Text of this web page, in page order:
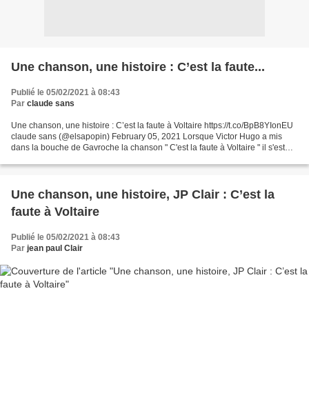
Une chanson, une histoire : C’est la faute...
Publié le 05/02/2021 à 08:43
Par claude sans
Une chanson, une histoire : C’est la faute à Voltaire https://t.co/BpB8YIonEU
claude sans (@elsapopin) February 05, 2021 Lorsque Victor Hugo a mis
dans la bouche de Gavroche la chanson " C'est la faute à Voltaire " il s'est
Une chanson, une histoire, JP Clair : C’est la
faute à Voltaire
Publié le 05/02/2021 à 08:43
Par jean paul Clair